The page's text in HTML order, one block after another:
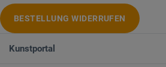
BESTELLUNG WIDERRUFEN
Kunstportal